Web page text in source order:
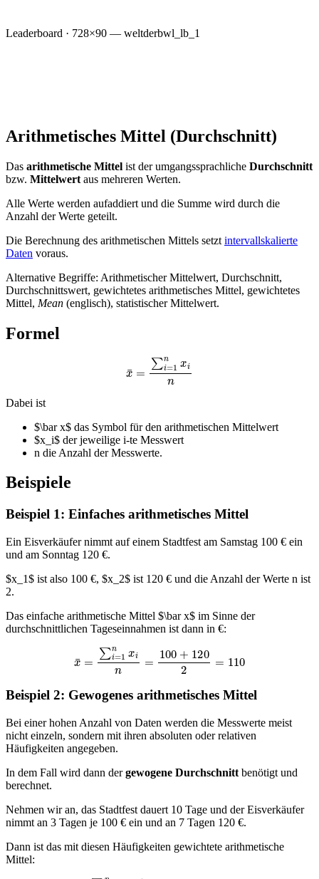
Leaderboard · 728×90 — weltderbwl_lb_1
Arithmetisches Mittel (Durchschnitt)
Das arithmetische Mittel ist der umgangssprachliche Durchschnitt
bzw. Mittelwert aus mehreren Werten.
Alle Werte werden aufaddiert und die Summe wird durch die
Anzahl der Werte geteilt.
Die Berechnung des arithmetischen Mittels setzt intervallskalierte
Daten voraus.
Alternative Begriffe: Arithmetischer Mittelwert, Durchschnitt,
Durchschnittswert, gewichtetes arithmetisches Mittel, gewichtetes
Mittel, Mean (englisch), statistischer Mittelwert.
Formel
∑i=1 xi
Dabei ist
$\bar x$ das Symbol für den arithmetischen Mittelwert
$x_i$ der jeweilige i-te Messwert
n die Anzahl der Messwerte.
Beispiele
Beispiel 1: Einfaches arithmetisches Mittel
Ein Eisverkäufer nimmt auf einem Stadtfest am Samstag 100 € ein
und am Sonntag 120 €.
$x_1$ ist also 100 €, $x_2$ ist 120 € und die Anzahl der Werte n ist
2.
Das einfache arithmetische Mittel $\bar x$ im Sinne der
durchschnittlichen Tageseinnahmen ist dann in €:
=∑i= 100 120 2
Beispiel 2: Gewogenes arithmetisches Mittel
Bei einer hohen Anzahl von Daten werden die Messwerte meist
nicht einzeln, sondern mit ihren absoluten oder relativen
Häufigkeiten angegeben.
In dem Fall wird dann dergewogene Durchschnitt benötigt und
berechnet.
Nehmen wir an, das Stadtfest dauert 10 Tage und der Eisverkäufer
nimmt an 3 Tagen je 100 € ein und an 7 Tagen 120 €.
Dann ist das mit diesen Häufigkeiten gewichtete arithmetische
Mittel: